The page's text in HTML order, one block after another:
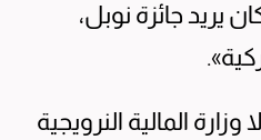
يريد جائزة نوبل،
المالية النرويجية